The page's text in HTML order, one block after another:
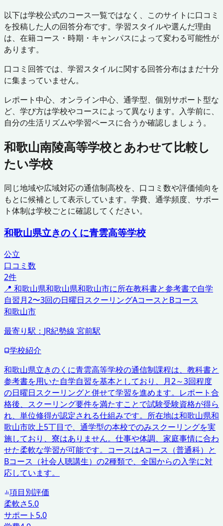
以下は学校公式のコース一覧ではなく、このサイトに口コミ
を投稿した人の回答分布です。学習スタイルや選んだ理由
は、在籍コース・時期・キャンパスによって変わる可能性が
あります。
口コミ回答では、学習スタイルに関する回答分布はまだ十分
に集まっていません。
レポート中心、オンライン中心、通学型、個別サポート型な
ど、学び方は学校やコースによって異なります。入学前に、
自分の生活リズムや学習ペースに合うか確認しましょう。
和歌山南陵高等学校とあわせて比較し
たい学校
同じ地域や広域対応の通信制高校を、口コミ数や評価傾向を
もとに候補として表示しています。学費、通学頻度、サポー
ト体制は学校ごとに確認してください。
和歌山県立きのくに青雲高等学校
公立
口コミ数
2件
📍 和歌山県和歌山県和歌山市に所在教科書と参考書で自学
自習月2〜3回の日曜日スクーリングAコースとBコース
和歌山市
最寄り駅： JR紀勢線 宮前駅
学校紹介
和歌山県立きのくに青雲高等学校の通信制課程は、教科書と
参考書を用いた自学自習を基本としており、月2～3回程度
の日曜日スクーリングと併せて学習を進めます。レポート合
格後、スクーリング要件を満たすことで試験受験資格が得ら
れ、単位修得が認定される仕組みです。所在地は和歌山県和
歌山市吹上5丁目で、通学型の本校でのみスクーリングを実
施しており、寮はありません。仕事や体調、家庭事情に合わ
せた柔軟な学習が可能です。コースはAコース（普通科）と
Bコース（社会人聴講生）の2種類で、全国からの入学に対
応しています。
項目別評価
柔軟さ5.0
サポート 5.0